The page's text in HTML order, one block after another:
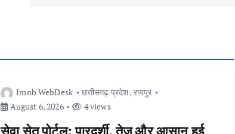
Imnb WebDesk छत्तीसगढ़ प्रदेश, रायपुर
August 6, 2026
4 views